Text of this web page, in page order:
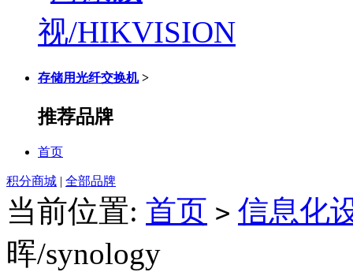
存储用光纤交换机 >
推荐品牌
首页
积分商城 | 全部品牌
当前位置: 首页 > 信息化
晖/synology